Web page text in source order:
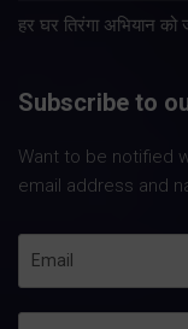
हर घर तिरंगा अभियान
Subscribe to
Want to be notified
email address and